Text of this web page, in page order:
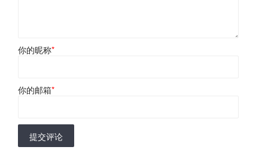
你的昵称*
你的邮箱*
提交评论